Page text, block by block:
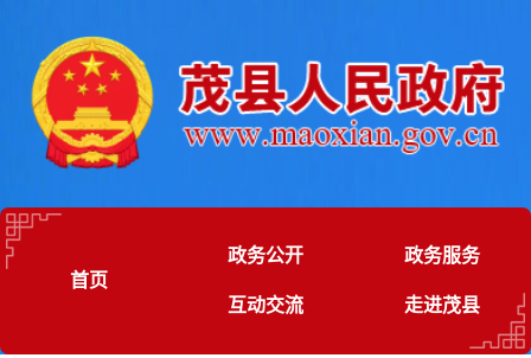
首页
政务公开 政务服务
互动交流 走进茂县